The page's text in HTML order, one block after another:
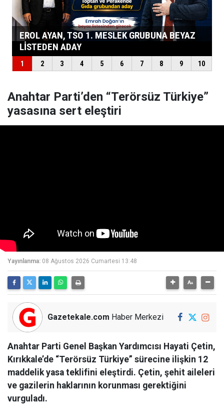
Anahtar Parti’den “Terörsüz Türkiye”
yasasına sert eleştiri
Yayınlanma: 08 Ağustos 2026 Cumartesi 13:48
Gazetekale.com Haber Merkezi
Anahtar Parti Genel Başkan Yardımcısı Hayati Çetin,
Kırıkkale’de “Terörsüz Türkiye” sürecine ilişkin 12
maddelik yasa teklifini eleştirdi. Çetin, şehit aileleri
ve gazilerin haklarının korunması gerektiğini
vurguladı.